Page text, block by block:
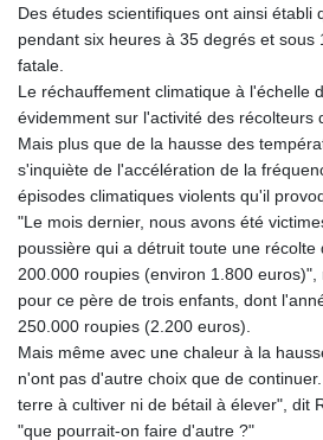
Des études scientifiques ont ainsi établi
pendant six heures à 35 degrés et sous
fatale.
Le réchauffement climatique à l'échelle
évidemment sur l'activité des récolteurs
Mais plus que de la hausse des
s'inquiète de l'accélération de la
épisodes climatiques violents qu'il
"Le mois dernier, nous avons été
poussière qui a détruit toute une
200.000 roupies (environ 1.800
pour ce père de trois enfants, dont
250.000 roupies (2.200 euros).
Mais même avec une chaleur à la
n'ont pas d'autre choix que de
terre à cultiver ni de bétail à élever", dit
"que pourrait-on faire d'autre ?"